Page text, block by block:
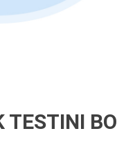
TESTINI